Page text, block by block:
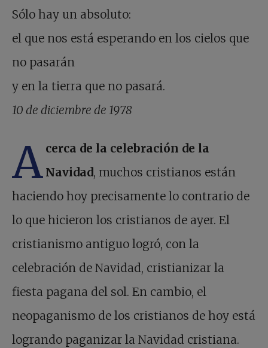
Sólo hay un absoluto:
el que nos está esperando en los cielos que
no pasarán
y en la tierra que no pasará.
10 de diciembre de 1978
A cerca de la celebración de la
Navidad, muchos cristianos están
haciendo hoy precisamente lo contrario de
lo que hicieron los cristianos de ayer. El
cristianismo antiguo logró, con la
celebración de Navidad, cristianizar la
fiesta pagana del sol. En cambio, el
neopaganismo de los cristianos de hoy está
logrando paganizar la Navidad cristiana.